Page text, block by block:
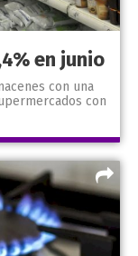
en junio
con una
con